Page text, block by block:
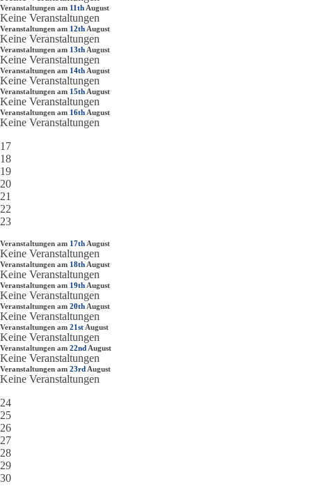
Veranstaltungen am 11th August
Keine Veranstaltungen
Veranstaltungen am 12th August
Keine Veranstaltungen
Veranstaltungen am 13th August
Keine Veranstaltungen
Veranstaltungen am 14th August
Keine Veranstaltungen
Veranstaltungen am 15th August
Keine Veranstaltungen
Veranstaltungen am 16th August
Keine Veranstaltungen
17
18
19
20
21
22
23
Veranstaltungen am 17th August
Keine Veranstaltungen
Veranstaltungen am 18th August
Keine Veranstaltungen
Veranstaltungen am 19th August
Keine Veranstaltungen
Veranstaltungen am 20th August
Keine Veranstaltungen
Veranstaltungen am 21st August
Keine Veranstaltungen
Veranstaltungen am 22nd August
Keine Veranstaltungen
Veranstaltungen am 23rd August
Keine Veranstaltungen
24
25
26
27
28
29
30